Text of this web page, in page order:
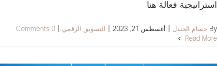
استراتيجية فعالة هنا
By حسام الجندل أغسطس 21, 2023 التسويق الرقمي
0 Comments
Read More